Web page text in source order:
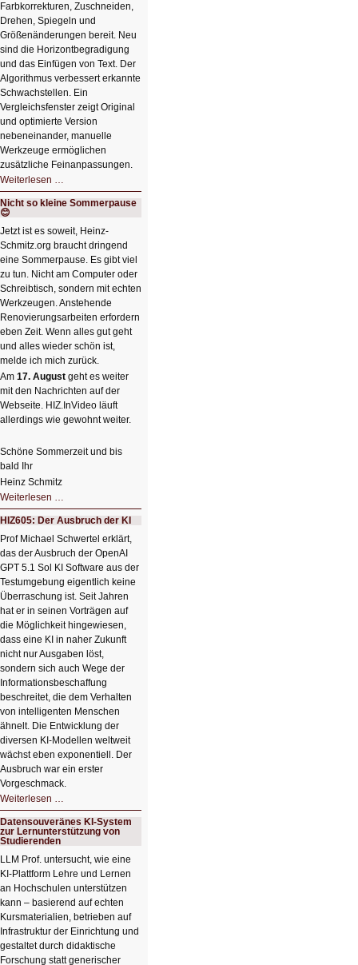
Farbkorrekturen, Zuschneiden,
Drehen, Spiegeln und
Größenänderungen bereit. Neu
sind die Horizontbegradigung
und das Einfügen von Text. Der
Algorithmus verbessert erkannte
Schwachstellen. Ein
Vergleichsfenster zeigt Original
und optimierte Version
nebeneinander, manuelle
Werkzeuge ermöglichen
zusätzliche Feinanpassungen.
Weiterlesen …
Bildverschönerung
mit
einem
HIZ606:
Bildverschönerung
mit
einem
Klick
Nicht so kleine Sommerpause
😊
Jetzt ist es soweit, Heinz-
Schmitz.org braucht dringend
eine Sommerpause. Es gibt viel
zu tun. Nicht am Computer oder
Schreibtisch, sondern mit echten
Werkzeugen. Anstehende
Renovierungsarbeiten erfordern
eben Zeit. Wenn alles gut geht
und alles wieder schön ist,
melde ich mich zurück.
Am 17. August geht es weiter
mit den Nachrichten auf der
Webseite. HIZ.InVideo läuft
allerdings wie gewohnt weiter.
Schöne Sommerzeit und bis
bald Ihr
Heinz Schmitz
Weiterlesen …
so
kleine
Sommerpause
😊
HIZ605: Der Ausbruch der KI
Prof Michael Schwertel erklärt,
das der Ausbruch der OpenAI
GPT 5.1 Sol KI Software aus der
Testumgebung eigentlich keine
Überraschung ist. Seit Jahren
hat er in seinen Vorträgen auf
die Möglichkeit hingewiesen,
dass eine KI in naher Zukunft
nicht nur Ausgaben löst,
sondern sich auch Wege der
Informationsbeschaffung
beschreitet, die dem Verhalten
von intelligenten Menschen
ähnelt. Die Entwicklung der
diversen KI-Modellen weltweit
wächst eben exponentiell. Der
Ausbruch war ein erster
Vorgeschmack.
Weiterlesen …
Der
Ausbruch
der
KI
Datensouveränes KI-System
zur Lernunterstützung von
Studierenden
LLM Prof. untersucht, wie eine
KI‑Plattform Lehre und Lernen
an Hochschulen unterstützen
kann – basierend auf echten
Kursmaterialien, betrieben auf
Infrastruktur der Einrichtung und
gestaltet durch didaktische
Forschung statt generischer